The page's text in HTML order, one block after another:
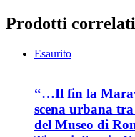
Prodotti correlati
Esaurito
“…Il fin la
scena urbana tra
del Museo di